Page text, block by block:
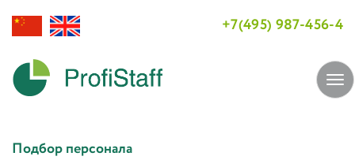
+7(495) 987-456-4
Подбор персонала